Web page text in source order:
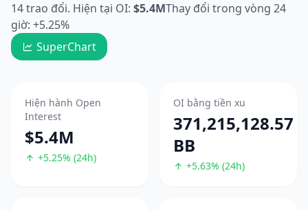
14 trao đổi. Hiện tại OI: $5.4MThay đổi trong vòng 24
giờ: +5.25%
SuperChart
Hiện hành Open
Interest
$5.4M
+5.25% (24h)
OI bằng tiền xu
371,215,128.57
BB
+5.63% (24h)